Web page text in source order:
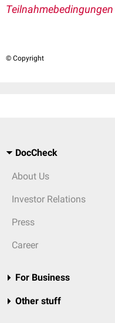
Teilnahmebedingungen
© Copyright
DocCheck
About Us
Investor Relations
Press
Career
For Business
Other stuff